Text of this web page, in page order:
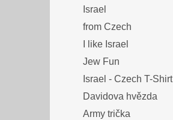
Israel
from Czech
I like Israel
Jew Fun
Israel - Czech T-Shirt
Davidova hvězda
Army trička